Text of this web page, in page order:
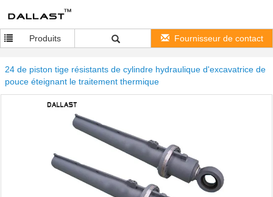
Produits Fournisseur de contact
24 de piston tige résistants de cylindre hydraulique d'excavatrice de
pouce éteignant le traitement thermique